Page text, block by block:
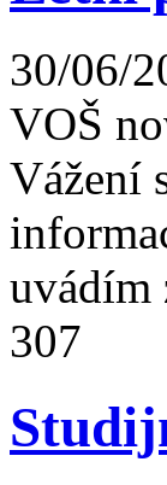
30/06/
VOŠ
Vážení
uvádím
307